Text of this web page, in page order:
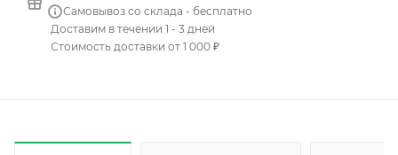
Самовывоз со склада - бесплатно
Доставим в течении 1 - 3 дней
Стоимость доставки от 1 000 ₽